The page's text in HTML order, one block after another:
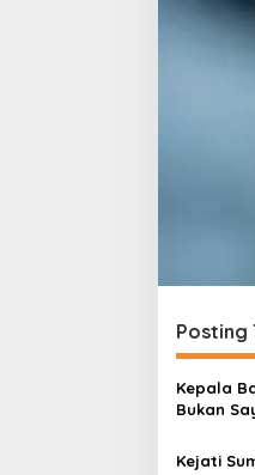
Posting
Kepala
Bukan
Kejati